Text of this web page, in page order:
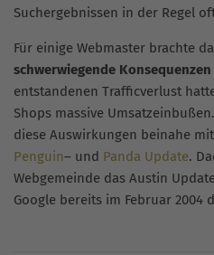
Suchergebnissen in der Regel
Für einige Webmaster brachte
schwerwiegende Konsequenzen
entstandenen Trafficverlust
Shops massive
diese Auswirkungen beinahe
Penguin– und Panda Update.
Webgemeinde das Austin
Google bereits im Februar 2004